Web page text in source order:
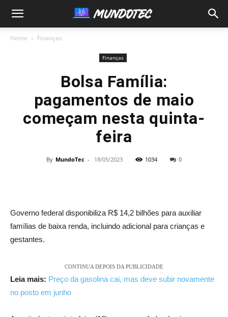
MundoTec
Home Finanças
Finanças
Bolsa Família:
pagamentos de maio
começam nesta quinta-
feira
By MundoTec - 18/05/2023 1034 0
Governo federal disponibiliza R$ 14,2 bilhões para auxiliar
famílias de baixa renda, incluindo adicional para crianças e
gestantes.
CONTINUA DEPOIS DA PUBLICIDADE
Leia mais: Preço da gasolina cai, mas deve subir novamente
no posto em junho